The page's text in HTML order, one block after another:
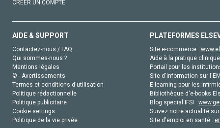
CRÉER UN COMPTE
AIDE & SUPPORT
Contactez-nous / FAQ
Qui sommes-nous ?
Mentions légales
© - Avertissements
Termes et conditions d'utilisation
Politique rédactionnelle
Politique publicitaire
Cookie settings
Politique de la vie privée
PLATEFORMES
Site e-commerce :
Aide à la pratique
Portail pour les
Site d'information sur
E-learning pour les
Bibliothèque d'e-books
Blog special IFSI :
Suivez notre actualité
Site d'emploi en santé :